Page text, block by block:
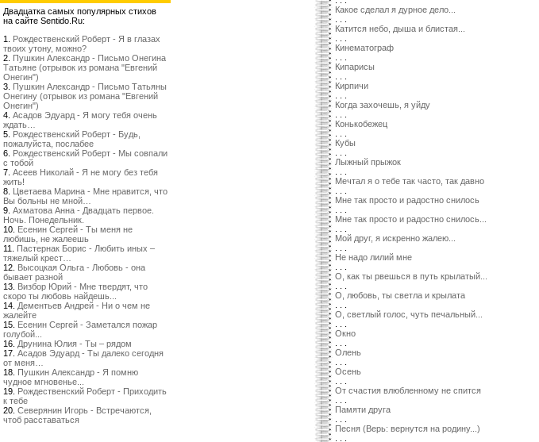
Двадцатка самых популярных стихов
на сайте Sentido.Ru:
1. Рождественский Роберт - Я в глазах
твоих утону, можно?
2. Пушкин Александр - Письмо Онегина
Татьяне (отрывок из романа "Евгений
Онегин")
3. Пушкин Александр - Письмо Татьяны
Онегину (отрывок из романа "Евгений
Онегин")
4. Асадов Эдуард - Я могу тебя очень
ждать…
5. Рождественский Роберт - Будь,
пожалуйста, послабее
6. Рождественский Роберт - Мы совпали
с тобой
7. Асеев Николай - Я не могу без тебя
жить!
8. Цветаева Марина - Мне нравится, что
Вы больны не мной…
9. Ахматова Анна - Двадцать первое.
Ночь. Понедельник.
10. Есенин Сергей - Ты меня не
любишь, не жалеешь
11. Пастернак Борис - Любить иных –
тяжелый крест…
12. Высоцкая Ольга - Любовь - она
бывает разной
13. Визбор Юрий - Мне твердят, что
скоро ты любовь найдешь...
14. Дементьев Андрей - Ни о чем не
жалейте
15. Есенин Сергей - Заметался пожар
голубой...
16. Друнина Юлия - Ты – рядом
17. Асадов Эдуард - Ты далеко сегодня
от меня…
18. Пушкин Александр - Я помню
чудное мгновенье...
19. Рождественский Роберт - Приходить
к тебе
20. Северянин Игорь - Встречаются,
чтоб расставаться
Какое сделал я дурное дело...
Катится небо, дыша и блистая...
Кинематограф
Кипарисы
Кирпичи
Когда захочешь, я уйду
Конькобежец
Кубы
Лыжный прыжок
Мечтал я о тебе так часто, так давно
Мне так просто и радостно снилось
Мне так просто и радостно снилось...
Мой друг, я искренно жалею...
Не надо лилий мне
О, как ты рвешься в путь крылатый...
О, любовь, ты светла и крылата
О, светлый голос, чуть печальный...
Окно
Олень
Осень
От счастия влюбленному не спится
Памяти друга
Песня (Верь: вернутся на родину...)